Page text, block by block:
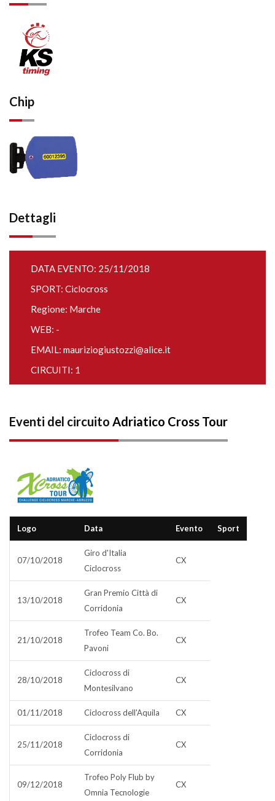
Chip
Dettagli
DATA EVENTO: 25/11/2018
SPORT: Ciclocross
Regione: Marche
WEB: -
EMAIL: mauriziogiustozzi@alice.it
CIRCUITI: 1
Eventi del circuito Adriatico Cross Tour
Logo Data Evento Sport
07/10/2018
Giro d'Italia
Ciclocross
CX
13/10/2018
Gran Premio Città di
Corridonia
CX
21/10/2018
Trofeo Team Co. Bo.
Pavoni
CX
28/10/2018
Ciclocross di
Montesilvano
CX
01/11/2018 Ciclocross dell'Aquila CX
25/11/2018
Ciclocross di
Corridonia
CX
09/12/2018
Trofeo Poly Flub by
Omnia Tecnologie
CX